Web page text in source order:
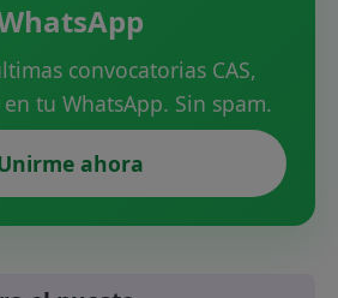
convocatorias CAS,
tu WhatsApp. Sin spam.
ahora